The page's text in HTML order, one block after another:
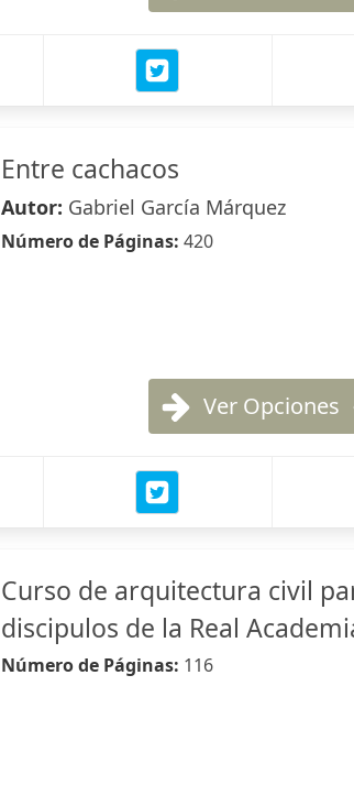
Entre cachacos
Autor: Gabriel García Márquez
Número de Páginas: 420
Ver Opciones
Curso de arquitectura civil
discipulos de la Real
Número de Páginas: 116